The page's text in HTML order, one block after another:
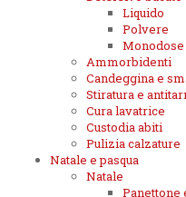
Liquido
Polvere
Monodose
Ammorbidenti
Candeggina e
Stiratura e
Cura lavatrice
Custodia abiti
Pulizia calzature
Natale e pasqua
Natale
Panettone